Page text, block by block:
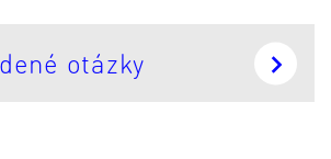
otázky